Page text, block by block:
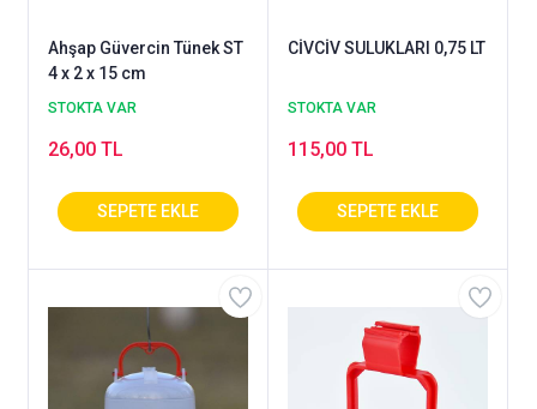
Ahşap Güvercin Tünek ST
4 x 2 x 15 cm
STOKTA VAR
26,00 TL
CİVCİV SULUKLARI 0,75 LT
STOKTA VAR
115,00 TL